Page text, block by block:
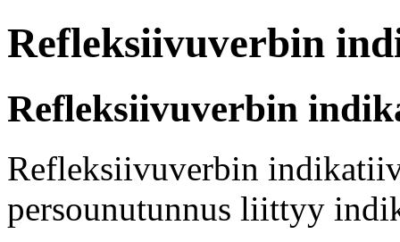
Refleksiivuverbin
Refleksiivuverbin
Refleksiivuverbin
persounutunnus liittyy